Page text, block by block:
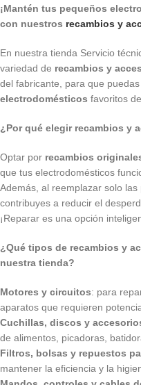
¡Mantén tus pequeños
con nuestros recambios y
En nuestra tienda Servicio
variedad de recambios y
del fabricante, para que
electrodomésticos favoritos
¿Por qué elegir recambios y
Optar por recambios
que tus electrodomésticos
Además, al reemplazar solo
contribuyes a reducir el
¡Reparar es una opción
¿Qué tipos de recambios y
nuestra tienda?
Motores y circuitos: para
aparatos que requieren
Cuchillas, discos y
de alimentos, picadoras,
Filtros, bolsas y repuestos
mantener la eficiencia y la